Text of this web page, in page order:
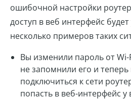
ошибочной настройки
доступ в веб интерфейс
несколько примеров таких
Вы изменили пароль от Wi-
не запомнили его и
подключиться к сети
попасть в веб-интерфейс у